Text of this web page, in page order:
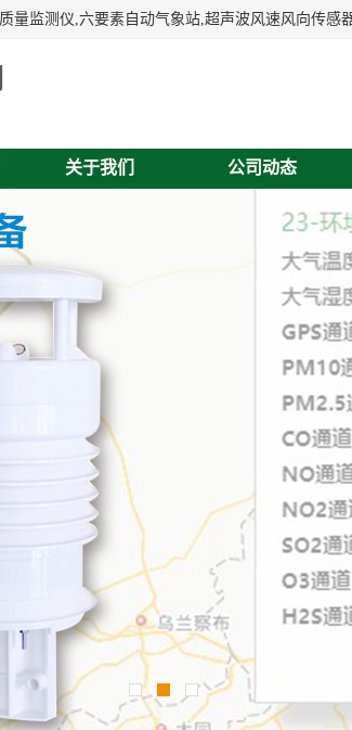
关于我们 公司动态